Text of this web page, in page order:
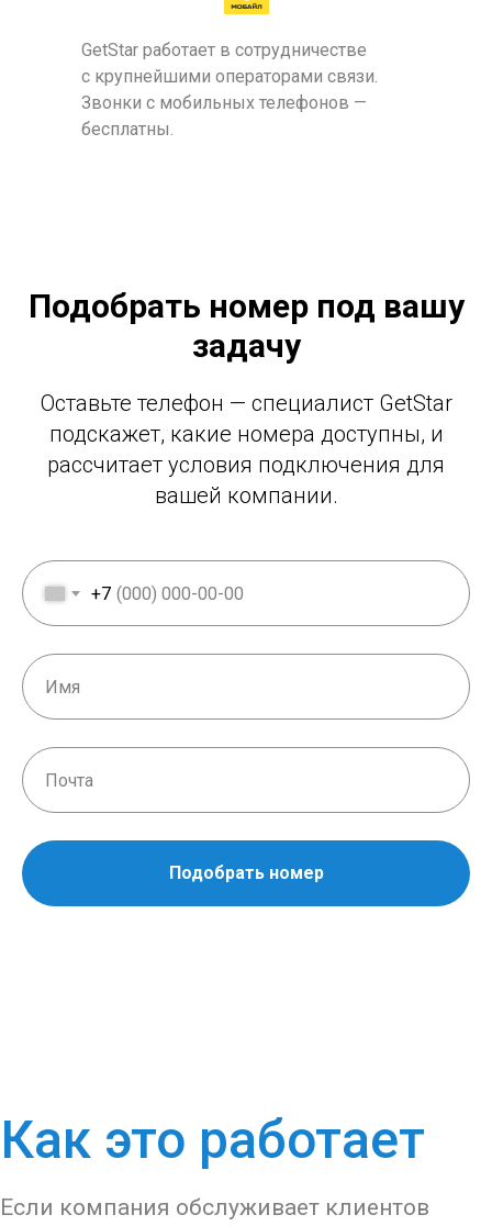
GetStar работает в сотрудничестве
с крупнейшими операторами связи.
Звонки с мобильных телефонов —
бесплатны.
Подобрать номер под вашу
задачу
Оставьте телефон — специалист GetStar
подскажет, какие номера доступны, и
рассчитает условия подключения для
вашей компании.
+7
Подобрать номер
Как это работает
Если компания обслуживает клиентов